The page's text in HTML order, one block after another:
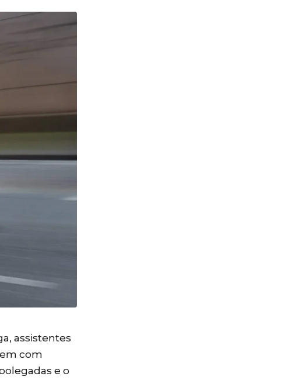
assistentes
com
e o